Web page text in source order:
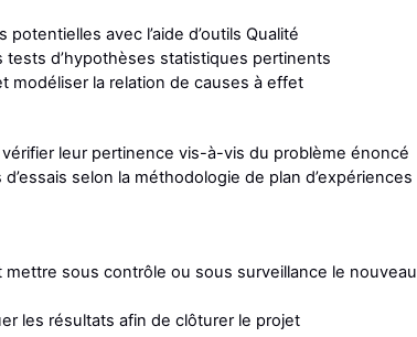
avec l’aide d’outils Qualité
d’hypothèses statistiques pertinents
modéliser la relation de causes à effet
leur pertinence vis-à-vis du problème énoncé
selon la méthodologie de plan d’expériences
mettre sous contrôle ou sous surveillance le nouveau
les résultats afin de clôturer le projet